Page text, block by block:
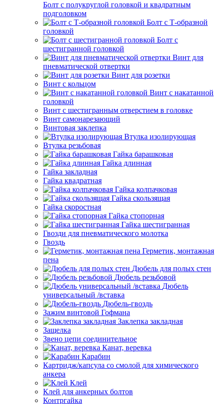
Болт с полукруглой головкой и квадратным
подголовком
Болт с Т-образной
головкой
Болт с
шестигранной головкой
Винт для
пневматической отвертки
Винт для розетки
Винт с кольцом
Винт с накатанной
головкой
Винт с шестигранным отверстием в головке
Винт самонарезающий
Винтовая заклепка
Втулка изолирующая
Втулка резьбовая
Гайка барашковая
Гайка длинная
Гайка закладная
Гайка квадратная
Гайка колпачковая
Гайка скользящая
Гайка скоростная
Гайка стопорная
Гайка шестигранная
Гвозди для пневматического молотка
Гвоздь
Герметик, монтажная
пена
Дюбель для полых стен
Дюбель резьбовой
Дюбель
универсальный /вставка
Дюбель-гвоздь
Зажим винтовой Гофмана
Заклепка закладная
Защелка
Звено цепи соединительное
Канат, веревка
Карабин
Картридж/капсула со смолой для химического
анкера
Клей
Клей для анкерных болтов
Контргайка